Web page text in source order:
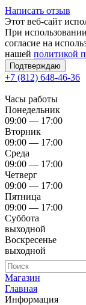
Написать отзыв
Этот веб-сайт
При
согласие на
нашей политикой
Подтверждаю
+7 (812) 648-46-36
Часы работы
Понедельник
09:00 — 17:00
Вторник
09:00 — 17:00
Среда
09:00 — 17:00
Четверг
09:00 — 17:00
Пятница
09:00 — 17:00
Суббота
выходной
Воскресенье
выходной
Магазин
Главная
Информация